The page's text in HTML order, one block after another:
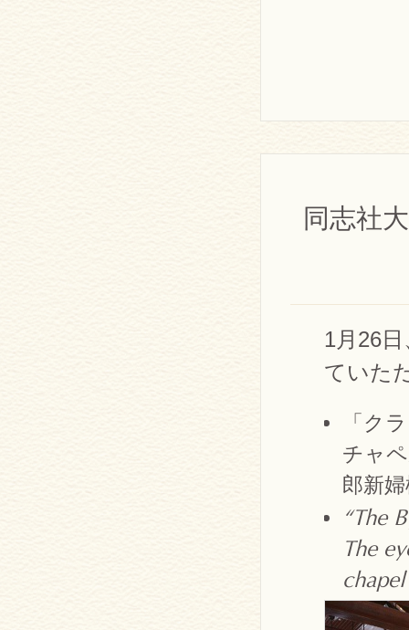
同志社
1月26
ていた
「ク
チャ
郎新
“The
The